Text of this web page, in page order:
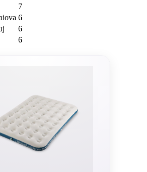
7
6
6
6